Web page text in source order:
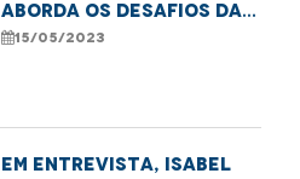
aborda os desafios da
saúde pública no
15/05/2023
Em entrevista, Isabel